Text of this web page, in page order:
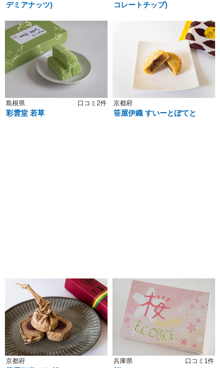
デミアナッツ)
コレートチップ)
島根県 口コミ2件
彩雲堂 若草
京都府
笹屋伊織 すいーとぽてと
京都府 兵庫県 口コミ1件